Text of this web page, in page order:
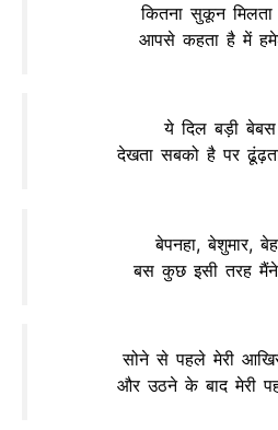
कितना सुकून
आपसे कहता है में
ये दिल बड़ी
देखता सबको है पर
बेपनहा, बेशुमार,
बस कुछ इसी तरह मैंने
सोने से पहले मेरी
और उठने के बाद मेरी